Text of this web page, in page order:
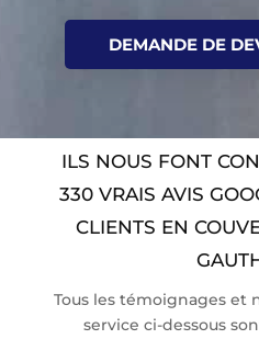
DEMANDE DE
ILS NOUS FONT
330 VRAIS AVIS
CLIENTS EN
Tous les témoignages et
service ci-dessous